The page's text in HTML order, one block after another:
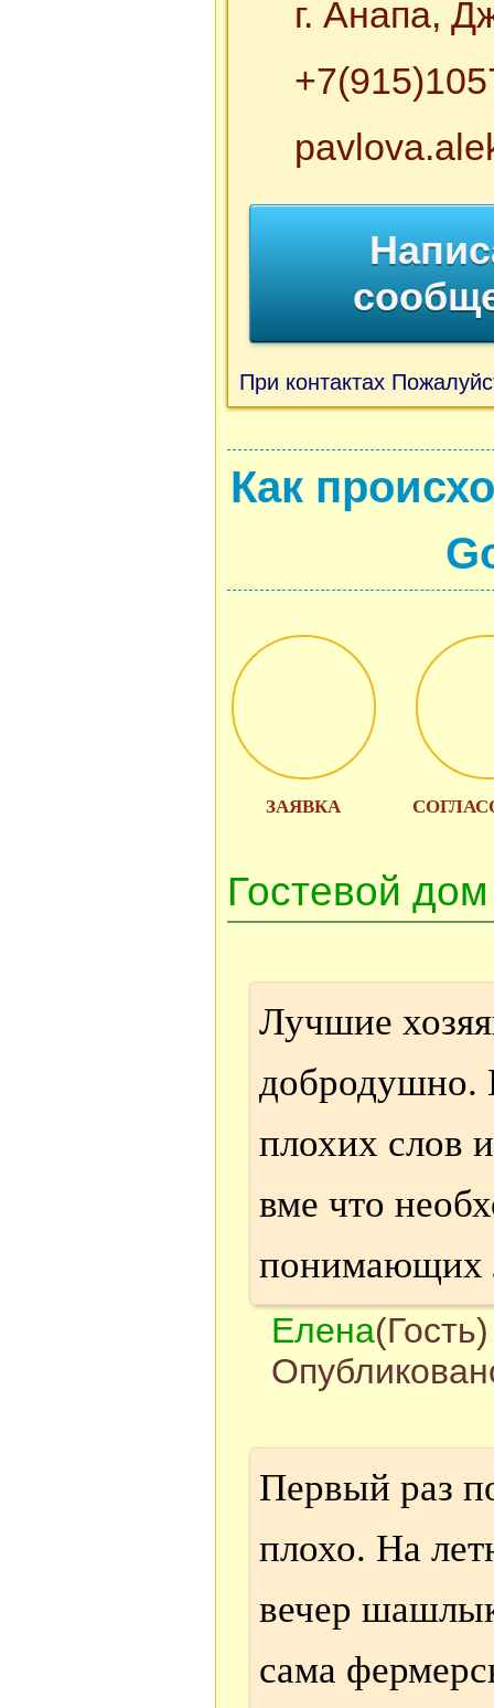
г. Анапа,
При контактах
Как
ЗАЯВКА
Гостевой
Лучшие
добродушно.
плохих слов
вме что
понимающих
Елена(Гость)
Первый раз
плохо. На
вечер шашлык
сама